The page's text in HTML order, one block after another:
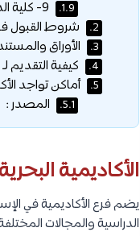
1.9.
2. شروط القبول في
3. الأوراق
4. كيفية التقديم
5. أماكن تواجد
5.1. المصدر :
الأكاديمية
يضم فرع الأكاديمية في
الدراسية والمجالات